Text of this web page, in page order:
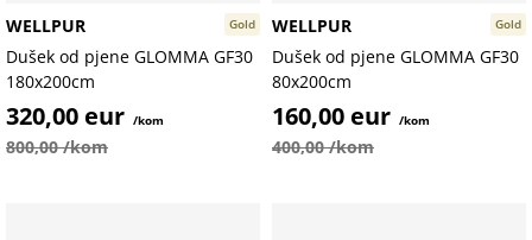
Gold
WELLPUR
Dušek od pjene GLOMMA GF30
180x200cm
320,00 eur /kom
800,00 /kom
Gold
WELLPUR
Dušek od pjene GLOMMA GF30
80x200cm
160,00 eur /kom
400,00 /kom